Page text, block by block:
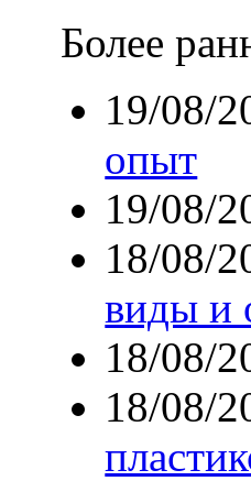
Более
19/08/
опыт
19/08/
18/08/
виды и
18/08/
18/08/